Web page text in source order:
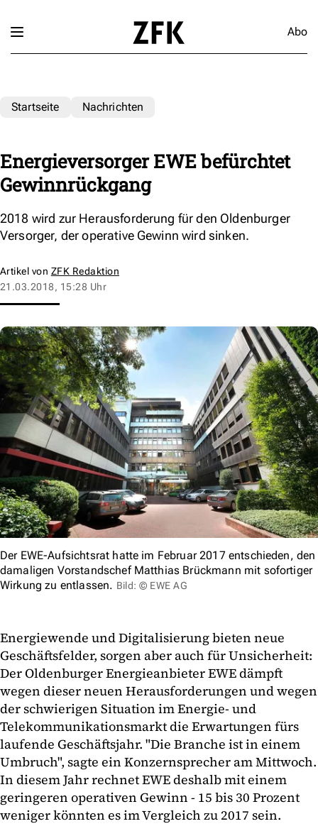
Abo
Startseite Nachrichten
Energieversorger EWE befürchtet
Gewinnrückgang
2018 wird zur Herausforderung für den Oldenburger
Versorger, der operative Gewinn wird sinken.
Artikel von ZFK Redaktion
21.03.2018, 15:28 Uhr
Der EWE-Aufsichtsrat hatte im Februar 2017 entschieden, den
damaligen Vorstandschef Matthias Brückmann mit sofortiger
Wirkung zu entlassen. Bild: © EWE AG
Energiewende und Digitalisierung bieten neue
Geschäftsfelder, sorgen aber auch für Unsicherheit:
Der Oldenburger Energieanbieter EWE dämpft
wegen dieser neuen Herausforderungen und wegen
der schwierigen Situation im Energie- und
Telekommunikationsmarkt die Erwartungen fürs
laufende Geschäftsjahr. "Die Branche ist in einem
Umbruch", sagte ein Konzernsprecher am Mittwoch.
In diesem Jahr rechnet EWE deshalb mit einem
geringeren operativen Gewinn - 15 bis 30 Prozent
weniger könnten es im Vergleich zu 2017 sein.